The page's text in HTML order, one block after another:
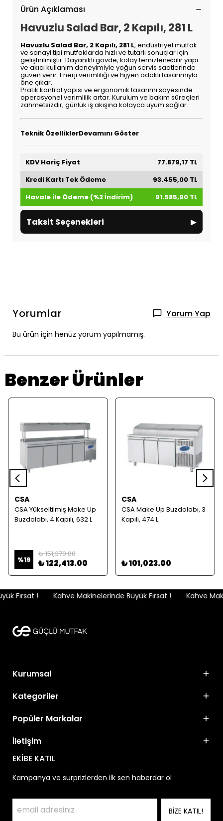
Ürün Açıklaması
Havuzlu Salad Bar, 2 Kapılı, 281 L
Havuzlu Salad Bar, 2 Kapılı, 281 L, endüstriyel mutfak
ve sanayi tipi mutfaklarda hızlı ve tutarlı sonuçlar için
geliştirilmiştir. Dayanıklı gövde, kolay temizlenebilir yapı
ve akıcı kullanım deneyimiyle yoğun servis saatlerinde
güven verir. Enerji verimliliği ve hijyen odaklı tasarımıyla
öne çıkar.
Pratik kontrol yapısı ve ergonomik tasarımı sayesinde
operasyonel verimlilik artar. Kurulum ve bakım süreçleri
zahmetsizdir; günlük iş akışına kolayca uyum sağlar.
Teknik ÖzelliklerDevamını Göster
KDV Hariç Fiyat
77.879,17 TL
Kredi Kartı Tek Ödeme
93.455,00 TL
Havale ile Ödeme (%2 İndirim)
91.585,90 TL
Taksit Seçenekleri ▸
Yorumlar Yorum Yap
Bu ürün için henüz yorum yapılmamış.
Benzer Ürünler
CSA
CSA Yükseltilmiş Make Up
Buzdolabı, 4 Kapılı, 632 L
%19
₺ 151,370.00
₺ 122,413.00
CSA
CSA Make Up Buzdolabı, 3
Kapılı, 474 L
₺ 101,023.00
Fırsat ! Kahve Makinelerinde Büyük Fırsat ! Kahve
Kurumsal
Kategoriler
Popüler Markalar
İletişim
EKİBE KATIL
Kampanya ve sürprizlerden ilk sen haberdar ol
BİZE KATIL!